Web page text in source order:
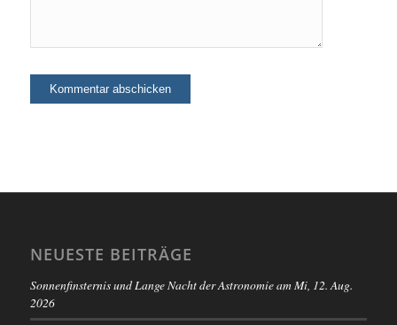
NEUESTE BEITRÄGE
Sonnenfinsternis und Lange Nacht der Astronomie am Mi, 12. Aug.
2026